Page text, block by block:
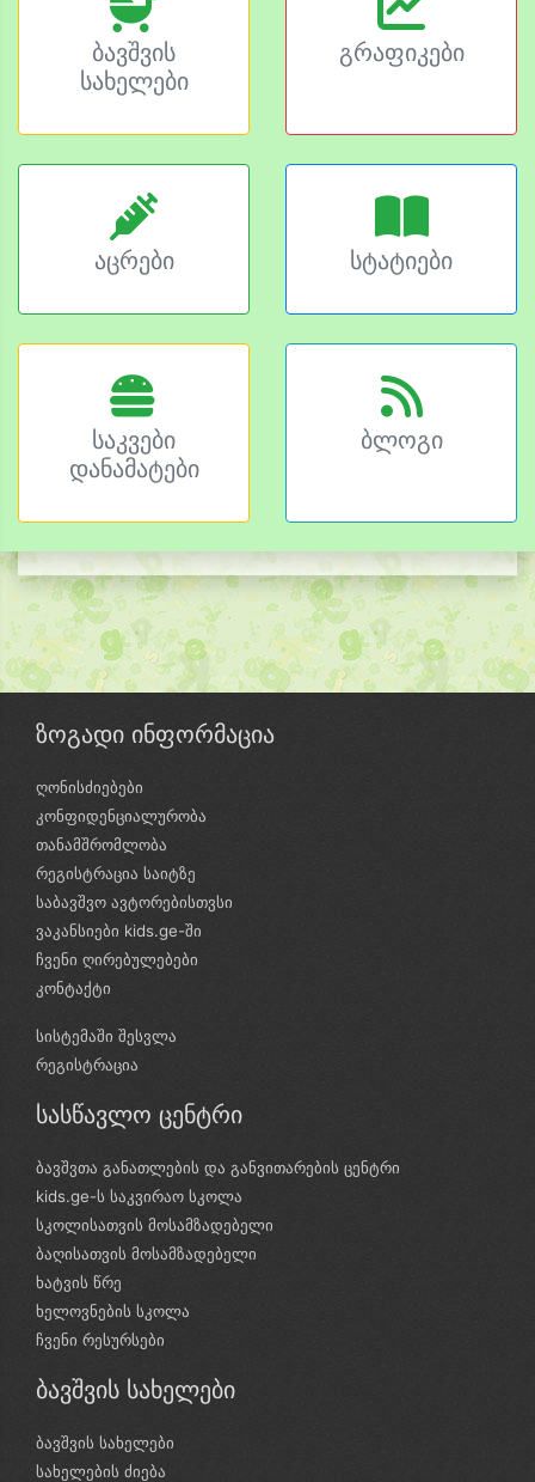
ბავშვის
სახელები
გრაფიკები
აცრები სტატიები
საკვები
დანამატები
ბლოგი
ზოგადი ინფორმაცია
ღონისძიებები
კონფიდენციალურობა
თანამშრომლობა
რეგისტრაცია საიტზე
საბავშვო ავტორებისთვსი
ვაკანსიები kids.ge-ში
ჩვენი ღირებულებები
კონტაქტი
სისტემაში შესვლა
რეგისტრაცია
სასწავლო ცენტრი
ბავშვთა განათლების და განვითარების ცენტრი
kids.ge-ს საკვირაო სკოლა
სკოლისათვის მოსამზადებელი
ბაღისათვის მოსამზადებელი
ხატვის წრე
ხელოვნების სკოლა
ჩვენი რესურსები
ბავშვის სახელები
ბავშვის სახელები
სახელების ძიება